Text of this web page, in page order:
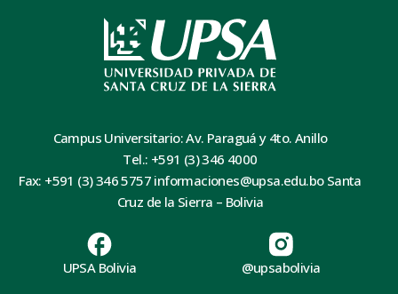
Campus Universitario: Av. Paraguá y 4to. Anillo
Tel.: +591 (3) 346 4000
Fax: +591 (3) 346 5757 informaciones@upsa.edu.bo Santa
Cruz de la Sierra – Bolivia
UPSA Bolivia @upsabolivia